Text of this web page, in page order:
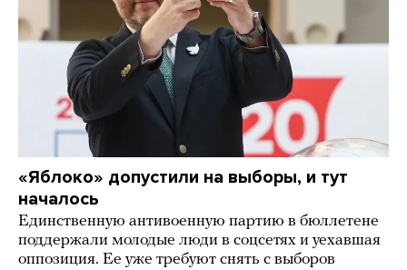
«Яблоко» допустили на выборы, и тут
началось
Единственную антивоенную партию в бюллетене
поддержали молодые люди в соцсетях и уехавшая
оппозиция. Ее уже требуют снять с выборов